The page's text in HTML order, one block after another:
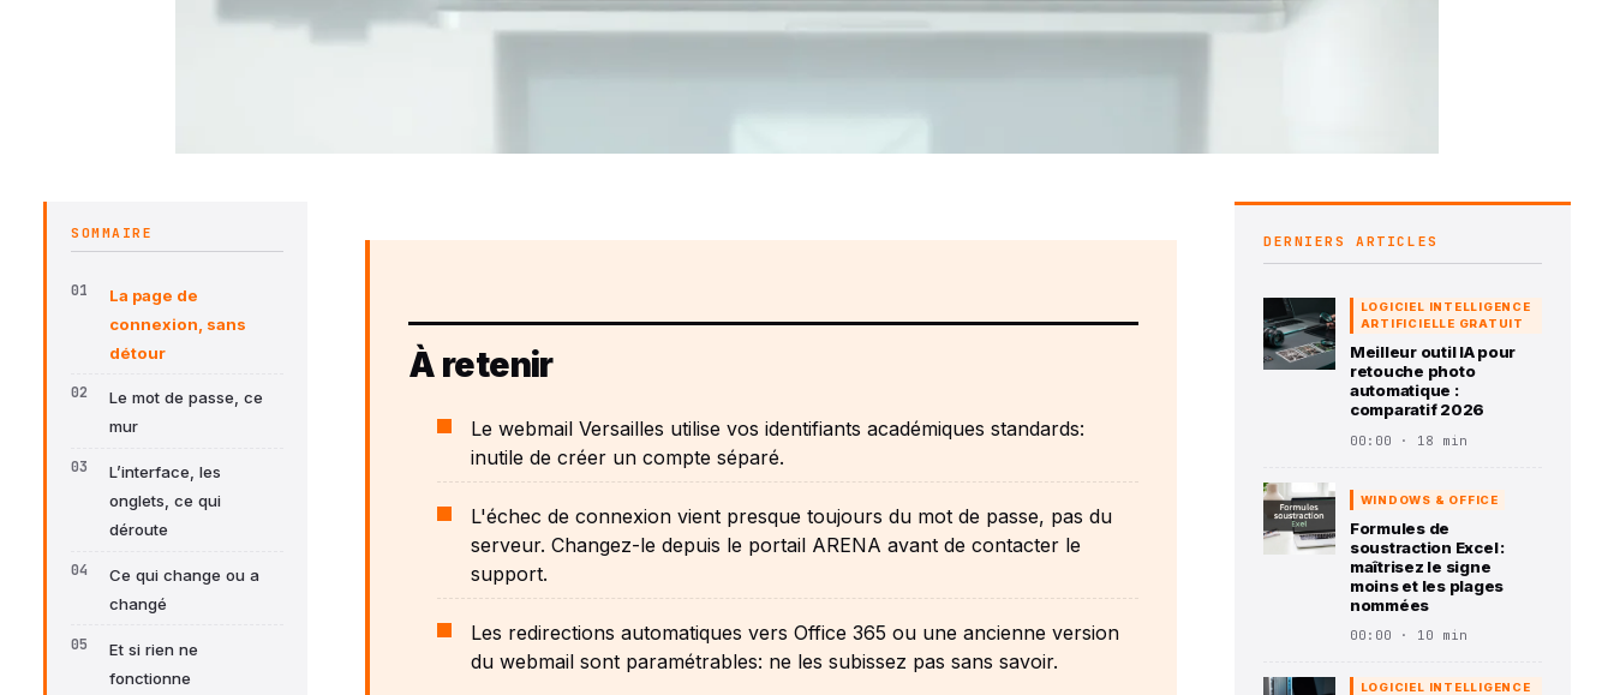
SOMMAIRE
La page de
connexion, sans
détour
Le mot de passe, ce
mur
L’interface, les
onglets, ce qui
déroute
Ce qui change ou a
changé
Et si rien ne
fonctionne
À retenir
Le webmail Versailles utilise vos identifiants académiques standards:
inutile de créer un compte séparé.
L'échec de connexion vient presque toujours du mot de passe, pas du
serveur. Changez-le depuis le portail ARENA avant de contacter le
support.
Les redirections automatiques vers Office 365 ou une ancienne version
du webmail sont paramétrables: ne les subissez pas sans savoir.
DERNIERS ARTICLES
LOGICIEL INTELLIGENCE
ARTIFICIELLE GRATUIT
Meilleur outil IA pour
retouche photo
automatique :
comparatif 2026
00:00 · 18 min
WINDOWS & OFFICE
Formules de
soustraction Excel :
maîtrisez le signe
moins et les plages
nommées
00:00 · 10 min
LOGICIEL INTELLIGENCE